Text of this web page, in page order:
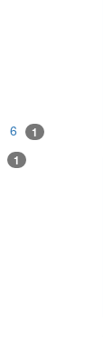
6 1
1